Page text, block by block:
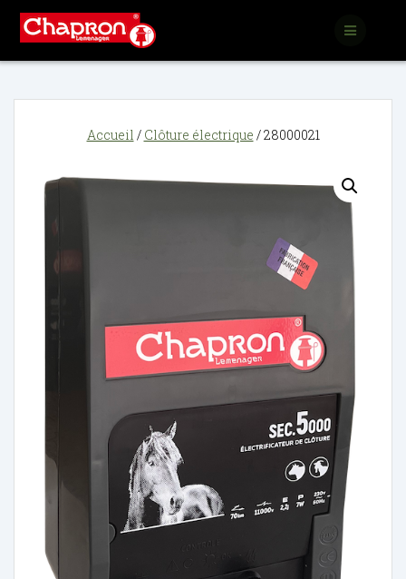
Accueil / Clôture électrique / 28000021